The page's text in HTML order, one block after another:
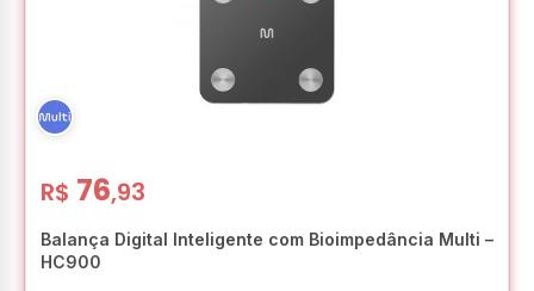
R$ 76,93
Balança Digital Inteligente com Bioimpedância Multi –
HC900